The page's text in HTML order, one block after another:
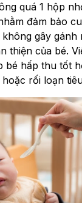
quá 1 hộp
đảm bảo
gây gánh
thiện của bé.
bé hấp thu tốt
rối loạn